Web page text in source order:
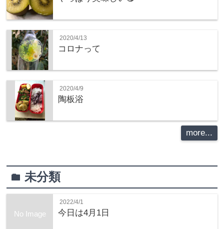
2020/4/13
コロナって
2020/4/9
陶板浴
more...
folder未分類
No Image
2022/4/1
今日は4月1日